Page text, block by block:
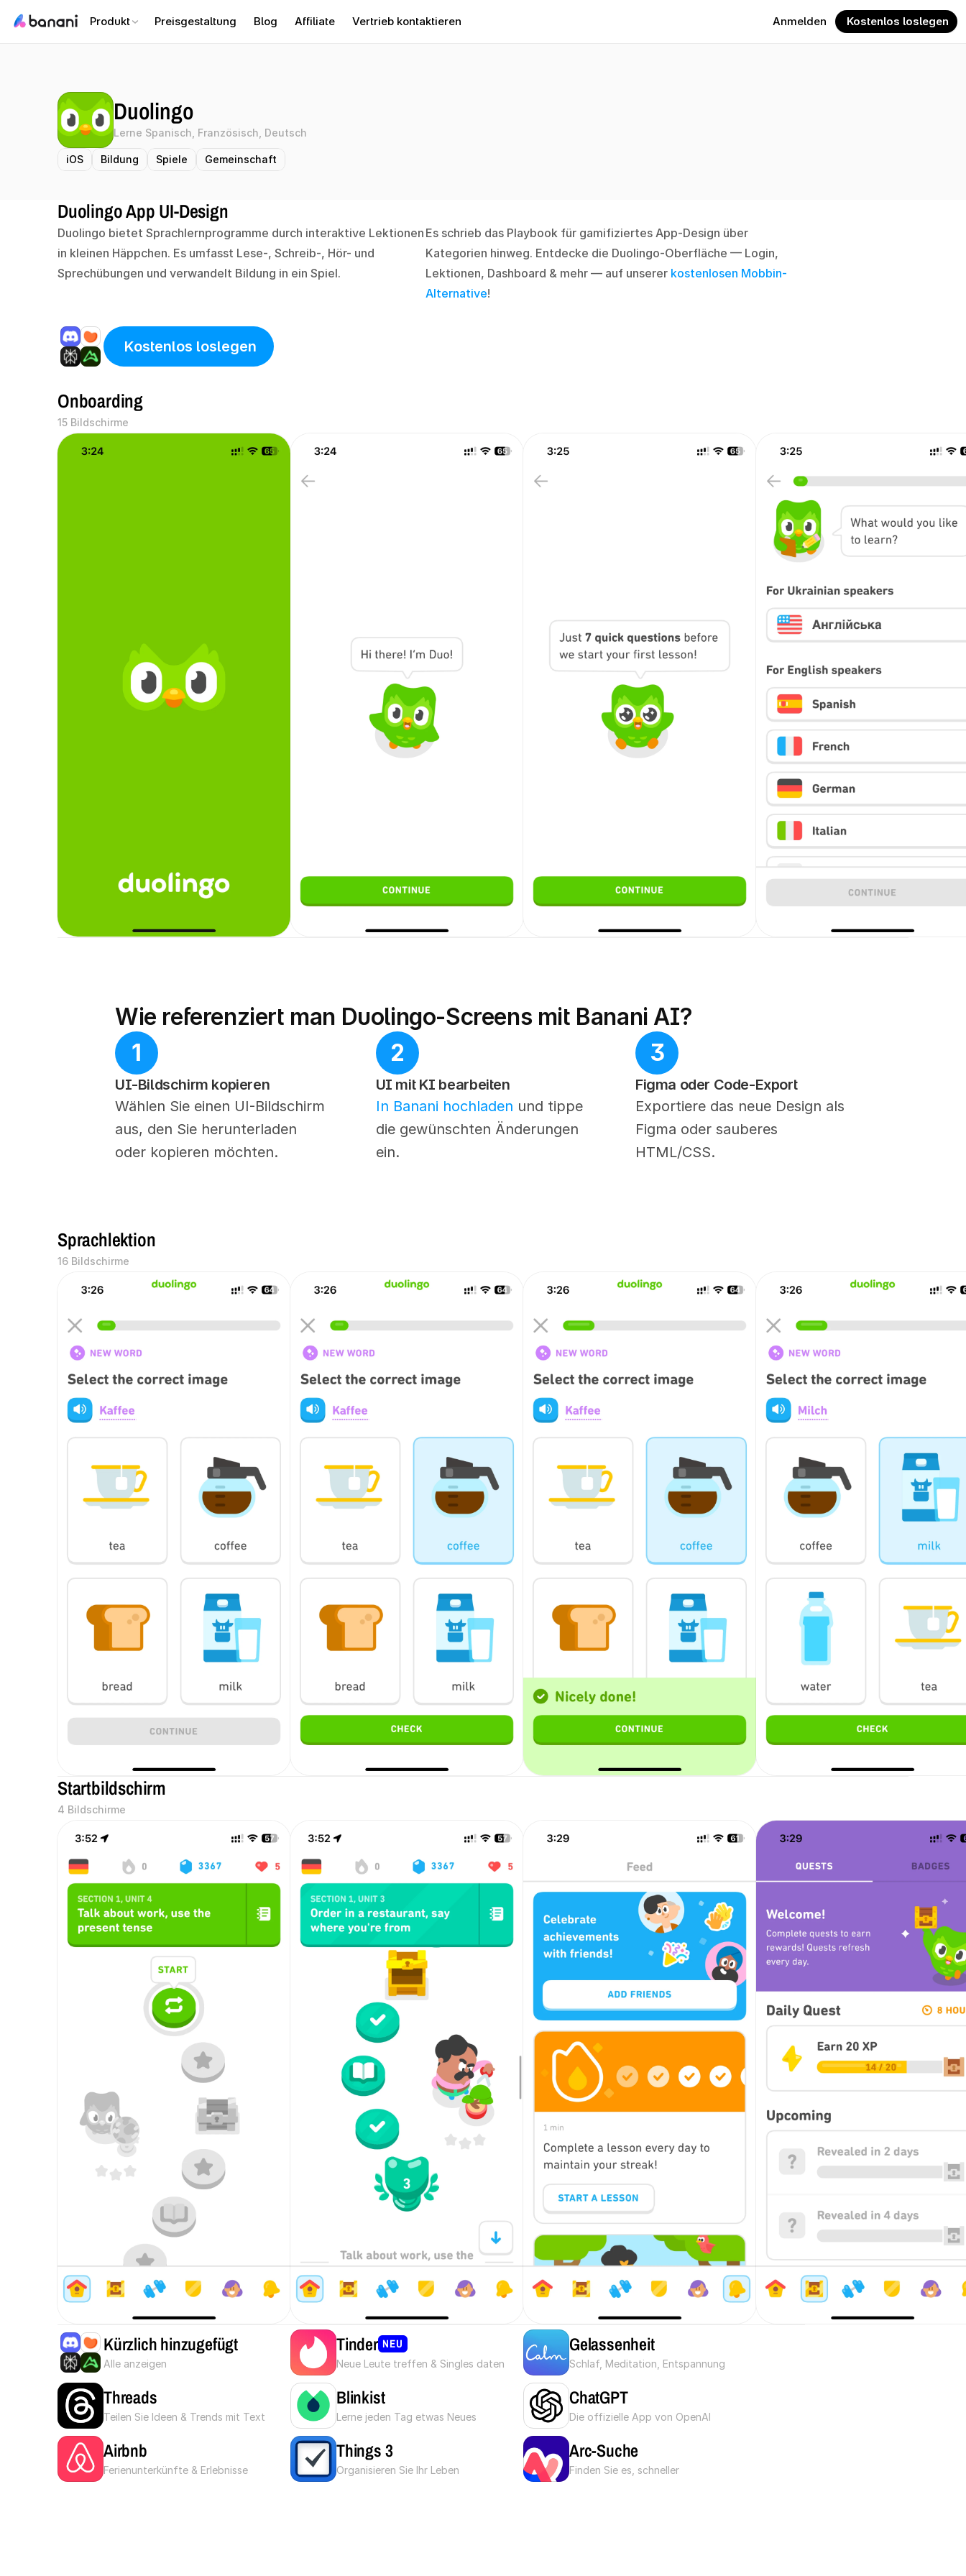
Produkt Preisgestaltung Blog Affiliate Vertrieb kontaktieren Anmelden Kostenlos loslegen
Duolingo
Lerne Spanisch, Französisch, Deutsch
iOS Bildung Spiele Gemeinschaft
Duolingo App UI-Design
Duolingo bietet Sprachlernprogramme durch interaktive Lektionen
in kleinen Häppchen. Es umfasst Lese-, Schreib-, Hör- und
Sprechübungen und verwandelt Bildung in ein Spiel.
Es schrieb das Playbook für gamifiziertes App-Design über
Kategorien hinweg. Entdecke die Duolingo-Oberfläche — Login,
Lektionen, Dashboard & mehr — auf unserer kostenlosen Mobbin-
Alternative!
Kostenlos loslegen
Onboarding
15 Bildschirme
Wie referenziert man Duolingo-Screens mit Banani AI?
1
UI-Bildschirm kopieren
Wählen Sie einen UI-Bildschirm
aus, den Sie herunterladen
oder kopieren möchten.
2
UI mit KI bearbeiten
In Banani hochladen und tippe
die gewünschten Änderungen
ein.
3
Figma oder Code-Export
Exportiere das neue Design als
Figma oder sauberes
HTML/CSS.
Sprachlektion
16 Bildschirme
Startbildschirm
4 Bildschirme
Kürzlich hinzugefügt
Alle anzeigen
Tinder NEU
Neue Leute treffen & Singles daten
Gelassenheit
Schlaf, Meditation, Entspannung
Threads
Teilen Sie Ideen & Trends mit Text
Blinkist
Lerne jeden Tag etwas Neues
ChatGPT
Die offizielle App von OpenAI
Airbnb
Ferienunterkünfte & Erlebnisse
Things 3
Organisieren Sie Ihr Leben
Arc-Suche
Finden Sie es, schneller